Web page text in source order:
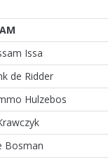
Issa
de Ridder
Hulzebos
Bosman